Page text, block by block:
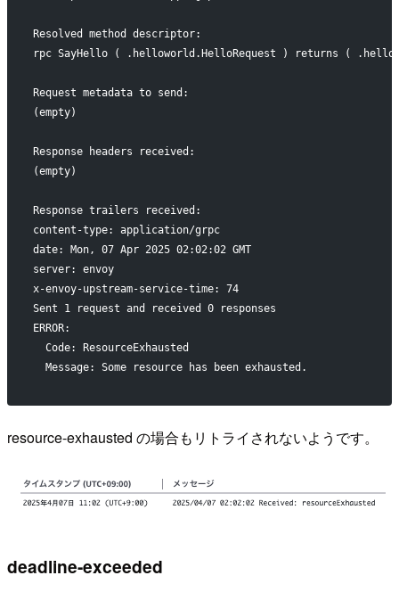
Resolved method descriptor:
rpc SayHello ( .helloworld.HelloRequest ) returns (
Request metadata to send:
(empty)
Response headers received:
(empty)
Response trailers received:
content-type: application/grpc
date: Mon, 07 Apr 2025 02:02:02 GMT
server: envoy
x-envoy-upstream-service-time: 74
Sent 1 request and received 0 responses
ERROR:
  Code: ResourceExhausted
  Message: Some resource has been exhausted.
resource-exhausted の場合もリトライされないようです。
deadline-exceeded